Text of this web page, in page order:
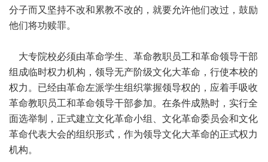
分子而又坚持不改和累教不改的，就要允许他们改过，鼓励
他们将功赎罪。
大专院校必须由革命学生、革命教职员工和革命领导干部
组成临时权力机构，领导无产阶级文化大革命，行使本校的
权力。已经由革命左派学生组织掌握领导权的，应着手吸收
革命教职员工和革命领导干部参加。在条件成熟时，实行全
面选举制，正式建立文化革命小组、文化革命委员会和文化
革命代表大会的组织形式，作为领导文化大革命的正式权力
机构。